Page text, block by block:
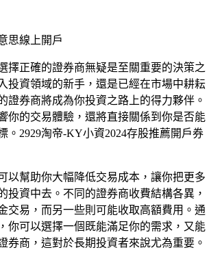
思線上開戶
擇正確的證券商無疑是至關重要的決策之
投資領域的新手，還是已經在市場中耕耘
證券商將成為你投資之路上的得力夥伴。
你的交易體驗，還將直接關係到你是否能
。2929淘帝-KY小資2024存股推薦開戶券
以幫助你大幅降低交易成本，讓你把更多
投資中去。不同的證券商收費結構各異，
交易，而另一些則可能收取高額費用。通
你可以選擇一個既能滿足你的需求，又能
券商，這對於長期投資者來說尤為重要。